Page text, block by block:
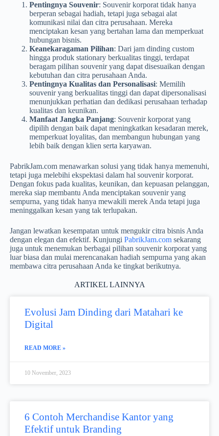
Pentingnya Souvenir: Souvenir korporat tidak hanya
berperan sebagai hadiah, tetapi juga sebagai alat
komunikasi nilai dan citra perusahaan. Mereka
menciptakan kesan yang bertahan lama dan memperkuat
hubungan bisnis.
Keanekaragaman Pilihan: Dari jam dinding custom
hingga produk stationary berkualitas tinggi, terdapat
beragam pilihan souvenir yang dapat disesuaikan dengan
kebutuhan dan citra perusahaan Anda.
Pentingnya Kualitas dan Personalisasi: Memilih
souvenir yang berkualitas tinggi dan dapat dipersonalisasi
menunjukkan perhatian dan dedikasi perusahaan terhadap
kualitas dan keunikan.
Manfaat Jangka Panjang: Souvenir korporat yang
dipilih dengan baik dapat meningkatkan kesadaran merek,
memperkuat loyalitas, dan membangun hubungan yang
lebih baik dengan klien serta karyawan.
PabrikJam.com menawarkan solusi yang tidak hanya memenuhi,
tetapi juga melebihi ekspektasi dalam hal souvenir korporat.
Dengan fokus pada kualitas, keunikan, dan kepuasan pelanggan,
mereka siap membantu Anda menciptakan souvenir yang
sempurna, yang tidak hanya mewakili merek Anda tetapi juga
meninggalkan kesan yang tak terlupakan.
Jangan lewatkan kesempatan untuk mengukir citra bisnis Anda
dengan elegan dan efektif. Kunjungi PabrikJam.com sekarang
juga untuk menemukan berbagai pilihan souvenir korporat yang
luar biasa dan mulai merencanakan hadiah sempurna yang akan
membawa citra perusahaan Anda ke tingkat berikutnya.
ARTIKEL LAINNYA
Evolusi Jam Dinding dari Matahari ke
Digital
READ MORE »
10 November, 2023
6 Contoh Merchandise Kantor yang
Efektif untuk Branding